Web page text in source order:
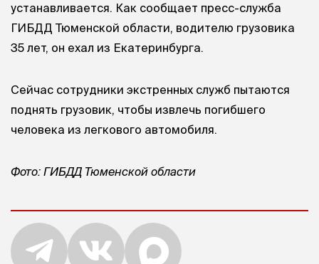
устанавливается. Как сообщает пресс-служба
ГИБДД Тюменской области, водителю грузовика
35 лет, он ехал из Екатеринбурга.
Сейчас сотрудники экстренных служб пытаются
поднять грузовик, чтобы извлечь погибшего
человека из легкового автомобиля.
Фото: ГИБДД Тюменской области